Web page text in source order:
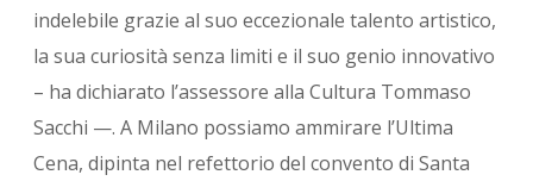
indelebile grazie al suo eccezionale talento artistico,
la sua curiosità senza limiti e il suo genio innovativo
– ha dichiarato l’assessore alla Cultura Tommaso
Sacchi —. A Milano possiamo ammirare l’Ultima
Cena, dipinta nel refettorio del convento di Santa